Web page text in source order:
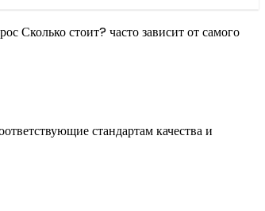
Сколько стоит? часто зависит от самого
стандартам качества и